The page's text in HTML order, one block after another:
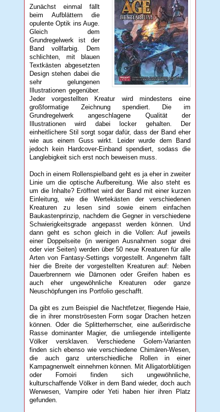
Zunächst einmal fällt
beim Aufblättern die
opulente Optik ins Auge.
Gleich dem
Grundregelwerk ist der
Band vollfarbig. Dem
schlichten, mit blauen
Textkästen abgesetzten
Design stehen dabei die
sehr gelungenen
Illustrationen gegenüber.
Jeder vorgestellten Kreatur wird mindestens eine
großformatige Zeichnung spendiert. Die im
Grundregelwerk angeschlagene Qualität der
Illustrationen wird dabei locker gehalten. Der
einheitlichere Stil sorgt sogar dafür, dass der Band eher
wie aus einem Guss wirkt. Leider wurde dem Band
jedoch kein Hardcover-Einband spendiert, sodass die
Langlebigkeit sich erst noch beweisen muss.
Doch in einem Rollenspielband geht es ja eher in zweiter
Linie um die optische Aufbereitung. Wie also steht es
um die Inhalte? Eröffnet wird der Band mit einer kurzen
Einleitung, wie die Wertekästen der verschiedenen
Kreaturen zu lesen sind sowie einem einfachen
Baukastenprinzip, nachdem die Gegner in verschiedene
Schwierigkeitsgrade angepasst werden können. Und
dann geht es schon gleich in die Vollen: Auf jeweils
einer Doppelseite (in wenigen Ausnahmen sogar drei
oder vier Seiten) werden über 50 neue Kreaturen für alle
Arten von Fantasy-Settings vorgestellt. Angenehm fällt
hier die Breite der vorgestellten Kreaturen auf: Neben
Dauerbrennern wie Dämonen oder Greifen haben es
auch eher ungewöhnliche Kreaturen oder ganze
Neuschöpfungen ins Portfolio geschafft.
Da gibt es zum Beispiel die Nachtfetzer, fliegende Haie,
die in ihrer monströsesten Form sogar Drachen hetzen
können. Oder die Splitterherrscher, eine außerirdische
Rasse dominanter Magier, die umliegende intelligente
Völker versklaven. Verschiedene Golem-Varianten
finden sich ebenso wie verschiedene Chimären-Wesen,
die auch ganz unterschiedliche Rollen in einer
Kampagnenwelt einnehmen können. Mit Alligatorblütigen
oder Fomoiri finden sich ungewöhnliche,
kulturschaffende Völker in dem Band wieder, doch auch
Werwesen, Vampire oder Yeti haben hier ihren Platz
gefunden.